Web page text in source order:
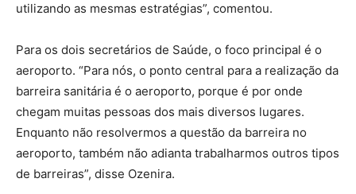
utilizando as mesmas estratégias”, comentou.
Para os dois secretários de Saúde, o foco principal é o
aeroporto. “Para nós, o ponto central para a realização da
barreira sanitária é o aeroporto, porque é por onde
chegam muitas pessoas dos mais diversos lugares.
Enquanto não resolvermos a questão da barreira no
aeroporto, também não adianta trabalharmos outros tipos
de barreiras”, disse Ozenira.